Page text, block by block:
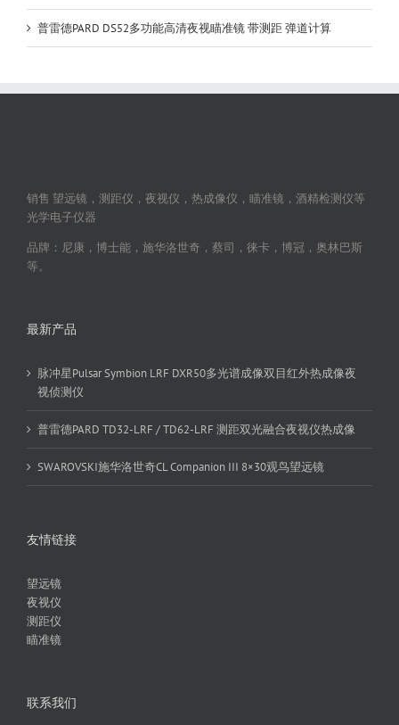
普雷德PARD DS52多功能高清夜视瞄准镜 带测距 弹道计算
销售 望远镜，测距仪，夜视仪，热成像仪，瞄准镜，酒精检测仪等
光学电子仪器
品牌：尼康，博士能，施华洛世奇，蔡司，徕卡，博冠，奥林巴斯
等。
最新产品
脉冲星Pulsar Symbion LRF DXR50多光谱成像双目红外热成像夜
视侦测仪
普雷德PARD TD32-LRF / TD62-LRF 测距双光融合夜视仪热成像
SWAROVSKI施华洛世奇CL Companion III 8×30观鸟望远镜
友情链接
望远镜
夜视仪
测距仪
瞄准镜
联系我们